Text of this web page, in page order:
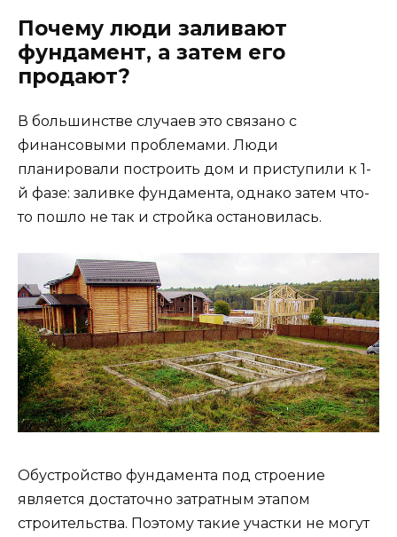
Почему люди заливают
фундамент, а затем его
продают?
В большинстве случаев это связано с
финансовыми проблемами. Люди
планировали построить дом и приступили к 1-
й фазе: заливке фундамента, однако затем что-
то пошло не так и стройка остановилась.
Обустройство фундамента под строение
является достаточно затратным этапом
строительства. Поэтому такие участки не могут